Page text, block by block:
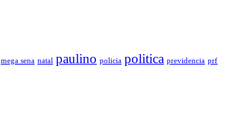
mega sena natal paulino policia politica previdencia prf